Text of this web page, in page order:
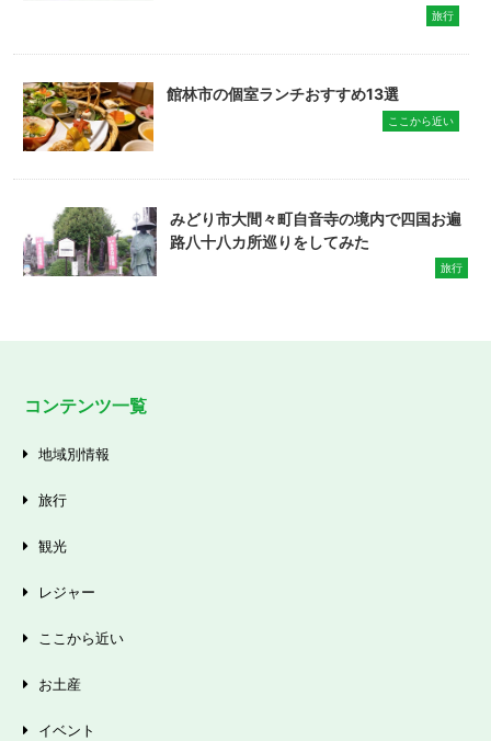
旅行
館林市の個室ランチおすすめ13選
ここから近い
みどり市大間々町自音寺の境内で四国お遍
路八十八カ所巡りをしてみた
旅行
コンテンツ一覧
地域別情報
旅行
観光
レジャー
ここから近い
お土産
イベント